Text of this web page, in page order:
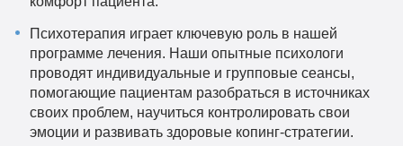
Психотерапия играет ключевую роль в нашей
программе лечения. Наши опытные психологи
проводят индивидуальные и групповые сеансы,
помогающие пациентам разобраться в источниках
своих проблем, научиться контролировать свои
эмоции и развивать здоровые копинг-стратегии.